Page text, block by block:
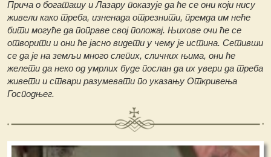
Прича о богаташу и Лазару показује да ће се они који нису
живели како треба, изненада отрезнити, премда им неће
бити могуће да поправе свој положај. Њихове очи ће се
отворити и они ће јасно видети у чему је истина. Сетивши
се да је на земљи много слепих, сличних њима, они ће
желети да неко од умрлих буде послан да их увери да треба
живети и ствари разумевати по указању Откривења
Господњег.